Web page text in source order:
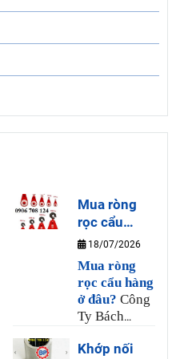
Mua ròng
rọc cẩu
hàng ở đâu?
18/07/2026
Mua ròng
rọc cẩu hàng
ở đâu? Công
Ty Bách
nơi bán ròng
Khớp nối